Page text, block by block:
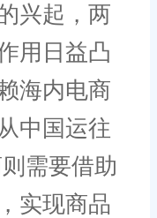
兴起，两
用日益凸
海内电商
中国运往
需要借助
实现商品